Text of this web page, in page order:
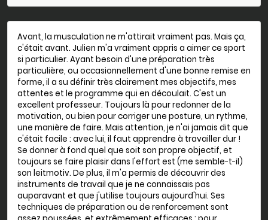
Avant, la musculation ne m'attirait vraiment pas. Mais ça,
c'était avant. Julien m'a vraiment appris a aimer ce sport
si particulier. Ayant besoin d'une préparation très
particulière, ou occasionnellement d'une bonne remise en
forme, il a su définir très clairement mes objectifs, mes
attentes et le programme qui en découlait. C'est un
excellent professeur. Toujours là pour redonner de la
motivation, ou bien pour corriger une posture, un rythme,
une manière de faire. Mais attention, je n'ai jamais dit que
c'était facile : avec lui, il faut apprendre à travailler dur !
Se donner à fond quel que soit son propre objectif, et
toujours se faire plaisir dans l'effort est (me semble-t-il)
son leitmotiv. De plus, il m'a permis de découvrir des
instruments de travail que je ne connaissais pas
auparavant et que j'utilise toujours aujourd'hui. Ses
techniques de préparation ou de renforcement sont